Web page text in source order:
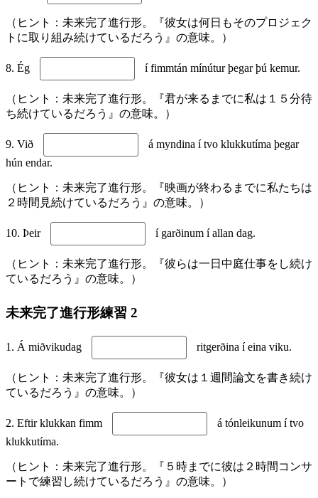
（ヒント：未来完了進行形。『彼女は何日もそのプロジェク
トに取り組み続けているだろう』の意味。）
8. Ég í fimmtán mínútur þegar þú kemur.
（ヒント：未来完了進行形。『君が来るまでに私は１５分待
ち続けているだろう』の意味。）
9. Við
á myndina í tvo klukkutíma þegar
hún endar.
（ヒント：未来完了進行形。『映画が終わるまでに私たちは
２時間見続けているだろう』の意味。）
10. Þeir í garðinum í allan dag.
（ヒント：未来完了進行形。『彼らは一日中庭仕事をし続け
ているだろう』の意味。）
未来完了進行形練習 2
1. Á miðvikudag ritgerðina í eina viku.
（ヒント：未来完了進行形。『彼女は１週間論文を書き続け
ているだろう』の意味。）
2. Eftir klukkan fimm
á tónleikunum í tvo
klukkutíma.
（ヒント：未来完了進行形。『５時までに彼は２時間コンサ
ートで練習し続けているだろう』の意味。）